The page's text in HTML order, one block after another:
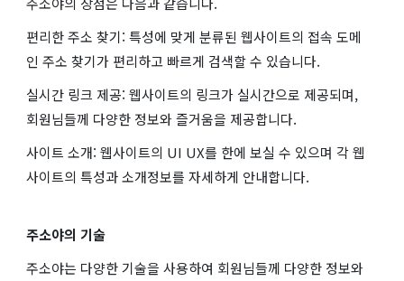
편리한 주소 찾기: 특성에 맞게 분류된 웹사이트의 접속 도메
인 주소 찾기가 편리하고 빠르게 검색할 수 있습니다.
실시간 링크 제공: 웹사이트의 링크가 실시간으로 제공되며,
회원님들께 다양한 정보와 즐거움을 제공합니다.
사이트 소개: 웹사이트의 UI UX를 한에 보실 수 있으며 각 웹
사이트의 특성과 소개정보를 자세하게 안내합니다.
주소야의 기술
주소야는 다양한 기술을 사용하여 회원님들께 다양한 정보와